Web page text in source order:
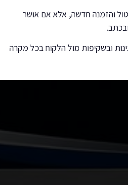
והזמנה חדשה, אלא אם אושר
ובשקיפות מול הלקוח בכל מקרה